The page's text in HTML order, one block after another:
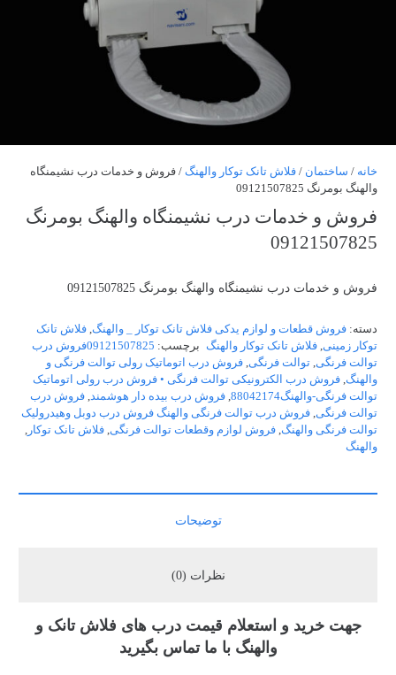
خانه / ساختمان / فلاش تانک توکار والهنگ / فروش و خدمات درب نشیمنگاه
والهنگ بومرنگ 09121507825
فروش و خدمات درب نشیمنگاه والهنگ بومرنگ
09121507825
فروش و خدمات درب نشیمنگاه والهنگ بومرنگ 09121507825
دسته: فروش قطعات و لوازم یدکی فلاش تانک توکار _ والهنگ, فلاش تانک
توکار زمینی, فلاش تانک توکار والهنگ برچسب:
09121507825فروش درب
توالت فرنگی, توالت فرنگی, فروش درب اتوماتیک رولی توالت فرنگی و
والهنگ, فروش درب الکترونیکی توالت فرنگی • فروش درب رولی اتوماتیک
توالت فرنگی-والهنگ88042174
, فروش درب بیده دار هوشمند, فروش درب
توالت فرنگی, فروش درب توالت فرنگی والهنگ فروش درب دوبل وهیدرولیک
توالت فرنگی والهنگ, فروش لوازم وقطعات توالت فرنگی, فلاش تانک توکار ,
والهنگ
توضیحات
نظرات (0)
جهت خرید و استعلام قیمت درب های فلاش تانک و
والهنگ با ما تماس بگیرید